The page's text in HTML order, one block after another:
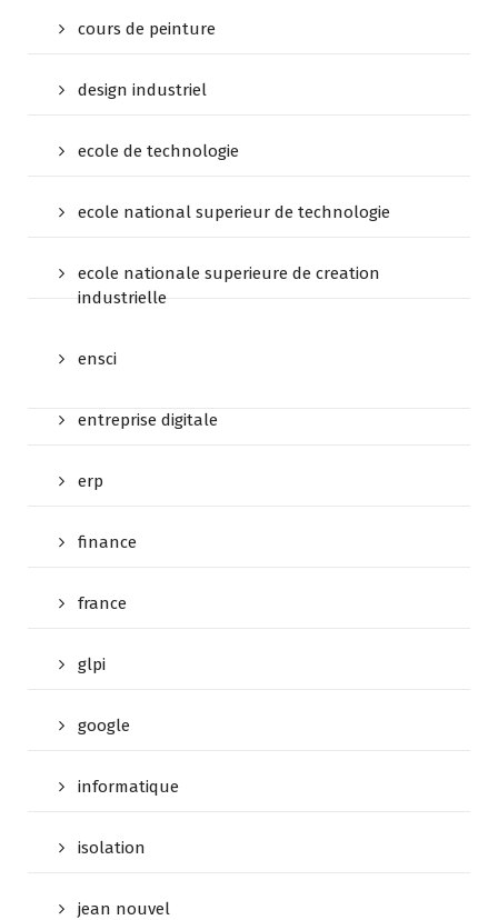
cours de peinture
design industriel
ecole de technologie
ecole national superieur de technologie
ecole nationale superieure de creation
industrielle
ensci
entreprise digitale
erp
finance
france
glpi
google
informatique
isolation
jean nouvel